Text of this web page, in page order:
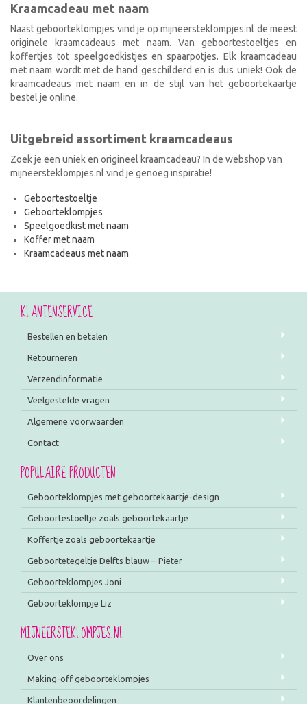
Kraamcadeau met naam
Naast geboorteklompjes vind je op mijneersteklompjes.nl de meest
originele kraamcadeaus met naam. Van geboortestoeltjes en
koffertjes tot speelgoedkistjes en spaarpotjes. Elk kraamcadeau
met naam wordt met de hand geschilderd en is dus uniek! Ook de
kraamcadeaus met naam en in de stijl van het geboortekaartje
bestel je online.
Uitgebreid assortiment kraamcadeaus
Zoek je een uniek en origineel kraamcadeau? In de webshop van
mijneersteklompjes.nl vind je genoeg inspiratie!
Geboortestoeltje
Geboorteklompjes
Speelgoedkist met naam
Koffer met naam
Kraamcadeaus met naam
KLANTENSERVICE
Bestellen en betalen
Retourneren
Verzendinformatie
Veelgestelde vragen
Algemene voorwaarden
Contact
POPULAIRE PRODUCTEN
Geboorteklompjes met geboortekaartje-design
Geboortestoeltje zoals geboortekaartje
Koffertje zoals geboortekaartje
Geboortetegeltje Delfts blauw – Pieter
Geboorteklompjes Joni
Geboorteklompje Liz
MIJNEERSTEKLOMPJES.NL
Over ons
Making-off geboorteklompjes
Klantenbeoordelingen